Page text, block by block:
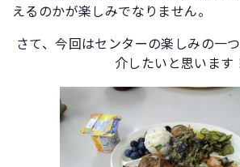
えるのかが楽しみでなりません。
さて、今回はセンターの楽しみの一
介したいと思います